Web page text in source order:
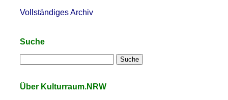
Vollständiges Archiv
Suche
Über Kulturraum.NRW